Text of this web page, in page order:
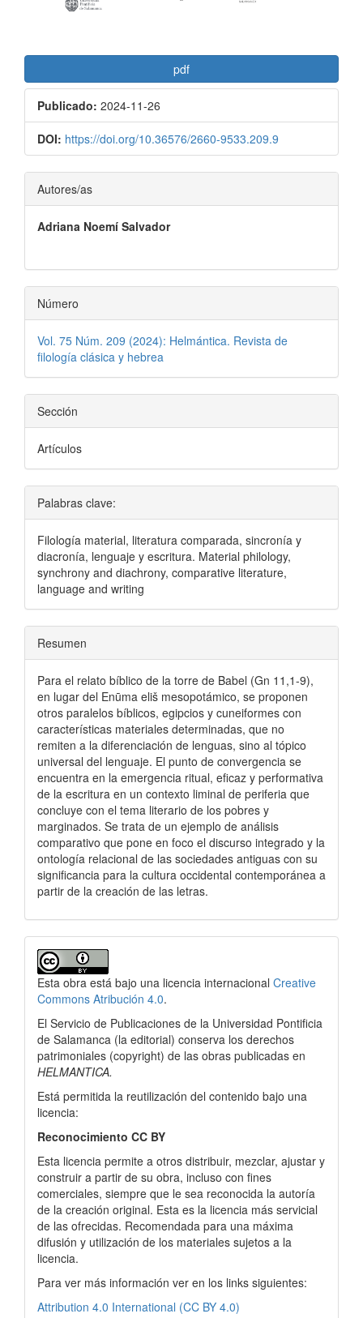
pdf
Publicado: 2024-11-26
DOI: https://doi.org/10.36576/2660-9533.209.9
Contenido
principal
del
artículo
Autores/as
Adriana Noemí Salvador
Número
Vol. 75 Núm. 209 (2024): Helmántica. Revista de
filología clásica y hebrea
Sección
Artículos
Palabras clave:
Filología material, literatura comparada, sincronía y
diacronía, lenguaje y escritura. Material philology,
synchrony and diachrony, comparative literature,
language and writing
Resumen
Para el relato bíblico de la torre de Babel (Gn 11,1-9),
en lugar del Enūma eliš mesopotámico, se proponen
otros paralelos bíblicos, egipcios y cuneiformes con
características materiales determinadas, que no
remiten a la diferenciación de lenguas, sino al tópico
universal del lenguaje. El punto de convergencia se
encuentra en la emergencia ritual, eficaz y performativa
de la escritura en un contexto liminal de periferia que
concluye con el tema literario de los pobres y
marginados. Se trata de un ejemplo de análisis
comparativo que pone en foco el discurso integrado y la
ontología relacional de las sociedades antiguas con su
significancia para la cultura occidental contemporánea a
partir de la creación de las letras.
Detalles
del
artículo
Esta obra está bajo una licencia internacional Creative
Commons Atribución 4.0.
El Servicio de Publicaciones de la Universidad Pontificia
de Salamanca (la editorial) conserva los derechos
patrimoniales (copyright) de las obras publicadas en
HELMANTICA.
Está permitida la reutilización del contenido bajo una
licencia:
Reconocimiento CC BY
Esta licencia permite a otros distribuir, mezclar, ajustar y
construir a partir de su obra, incluso con fines
comerciales, siempre que le sea reconocida la autoría
de la creación original. Esta es la licencia más servicial
de las ofrecidas. Recomendada para una máxima
difusión y utilización de los materiales sujetos a la
licencia.
Para ver más información ver en los links siguientes:
Attribution 4.0 International (CC BY 4.0)